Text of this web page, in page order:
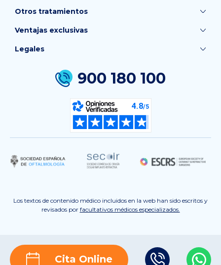
Otros tratamientos
Ventajas exclusivas
900 180 100
Legales
Los textos de contenido médico incluidos en la web han sido escritos y
revisados por facultativos médicos especializados.
Cita Online